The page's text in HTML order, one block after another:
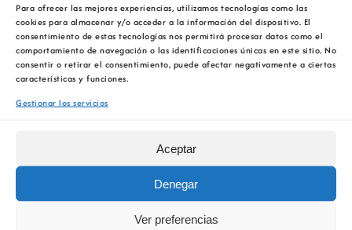
Para ofrecer las mejores experiencias, utilizamos tecnologías como las
cookies para almacenar y/o acceder a la información del dispositivo. El
consentimiento de estas tecnologías nos permitirá procesar datos como el
comportamiento de navegación o las identificaciones únicas en este sitio. No
consentir o retirar el consentimiento, puede afectar negativamente a ciertas
características y funciones.
Gestionar los servicios
Aceptar
Denegar
Ver preferencias
desarrollado por el servicio de Salud Laboral
Gallega con la colaboración de la empresa
pizarrera Cafersa.
La jornada fue inaugurada por Severino
González, gerente del Cluster de la Pizarra de
servicio de Energía y Minas de la Xunta de
Entre los temas tratados destacan la ITC 2.0.02
de la que surgió la necesidad del desarrollo de